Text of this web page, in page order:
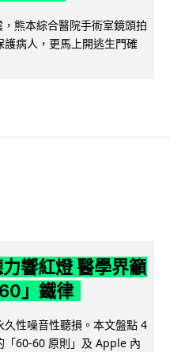
熊本綜合醫院手術室鏡頭拍
病人，更馬上開逃生門確
響紅燈 醫學界籲
」鐵律
性噪音性聽損。本文盤點 4
「60-60 原則」及 Apple 內